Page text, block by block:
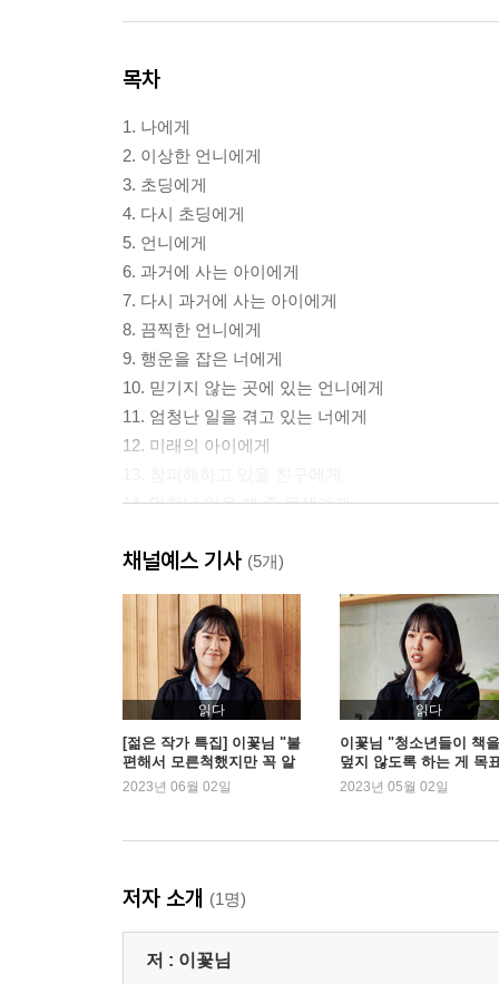
목차
1. 나에게
2. 이상한 언니에게
3. 초딩에게
4. 다시 초딩에게
5. 언니에게
6. 과거에 사는 아이에게
7. 다시 과거에 사는 아이에게
8. 끔찍한 언니에게
9. 행운을 잡은 너에게
10. 믿기지 않는 곳에 있는 언니에게
11. 엄청난 일을 겪고 있는 너에게
12. 미래의 아이에게
14. 엄청난 일을 해 줄 동생에게
16. 은유에게
17. 과거에게
18. 미래의 은유에게
19. 이름 똑같은 ‘언니’에게
20. 고통과 시련을 준 은유에게
21. 정말정말 미안한 언니에게
22. 굳게 믿는 동생에게
23. 즐거운 하루를 보내고 있을 언니에게
24. 미래의 동생에게
28. 불쌍한 동생에게
29. 일백 퍼센트 믿는 언니에게
30. 날 걱정해 주는 고마운 동생에게
채널예스 기사 (5개)
읽다
[젊은 작가 특집] 이꽃님 "불
편해서 모른척했지만 꼭 알
아야 하는 이야기"
2023년 06월 02일
읽다
이꽃님 "청소년들이 책을
덮지 않도록 하는 게 목
요"
2023년 05월 02일
저자 소개 (1명)
저 : 이꽃님